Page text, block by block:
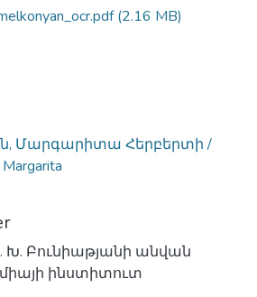
(2.16 MB)
Մարգարիտա Հերբերտի /
Խ. Բունիաթյանի անվան
ինստիտուտ